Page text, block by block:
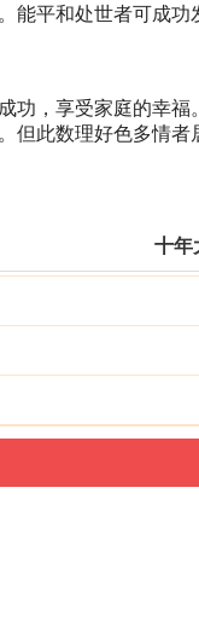
能平和处世者可成
功，享受家庭的幸
但此数理好色多情者
十年